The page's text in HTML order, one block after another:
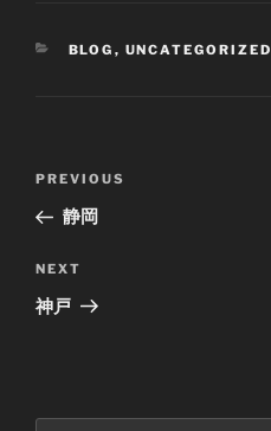
CATEGORIES
BLOG , UNCATEGORIZED
Previous
Post
PREVIOUS
静岡
Next
Post
NEXT
神戸